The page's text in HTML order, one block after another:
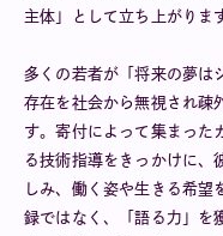
主体」として立ち上がりま
多くの若者が「将来の夢は
存在を社会から無視され疎
す。寄付によって集まった
る技術指導をきっかけに
しみ、働く姿や生きる希望
録ではなく、「語る力」を